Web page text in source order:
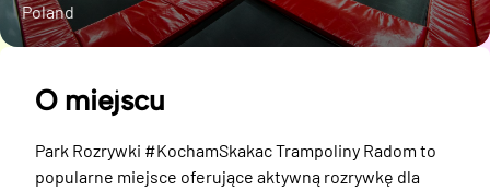
Poland
O miejscu
Park Rozrywki #KochamSkakac Trampoliny Radom to
popularne miejsce oferujące aktywną rozrywkę dla